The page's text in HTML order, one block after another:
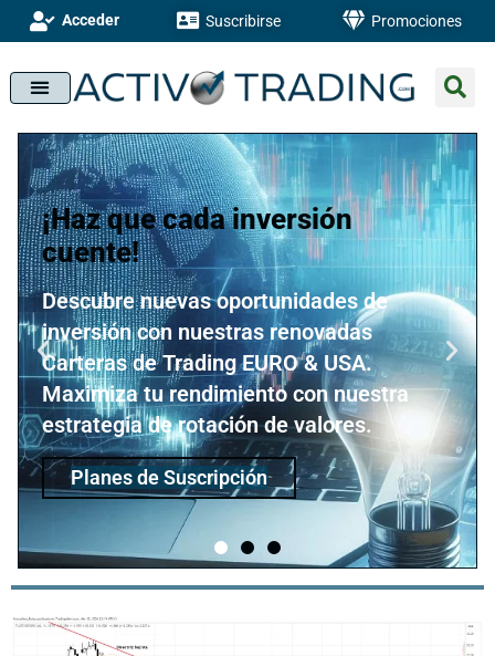
Acceder Suscribirse Promociones
¡Haz que cada inversión
cuente!
Descubre nuevas oportunidades de
inversión con nuestras renovadas
Carteras de Trading EURO & USA.
Maximiza tu rendimiento con nuestra
estrategia de rotación de valores.
Planes de Suscripción